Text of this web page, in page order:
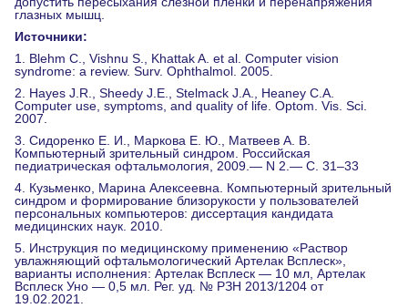
глазных мышц.
Источники:
1. Blehm C., Vishnu S., Khattak A. et al. Computer vision
syndrome: a review. Surv. Ophthalmol. 2005.
2. Hayes J.R., Sheedy J.E., Stelmack J.A., Heaney C.A.
Computer use, symptoms, and quality of life. Optom. Vis. Sci.
2007.
3. Сидоренко Е. И., Маркова Е. Ю., Матвеев А. В.
Компьютерный зрительный синдром. Российская
педиатрическая офтальмология, 2009.— N 2.— С. 31–33
4. Кузьменко, Марина Алексеевна. Компьютерный зрительный
синдром и формирование близорукости у пользователей
персональных компьютеров: диссертация кандидата
медицинских наук. 2010.
5. Инструкция по медицинскому применению «Раствор
увлажняющий офтальмологический Артелак Всплеск»,
варианты исполнения: Артелак Всплеск — 10 мл, Артелак
Всплеск Уно — 0,5 мл. Рег. уд. № РЗН 2013/1204 от
19.02.2021.